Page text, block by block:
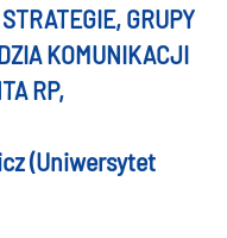
GRUPY
KOMUNIKACJI
RP,
(Uniwersytet